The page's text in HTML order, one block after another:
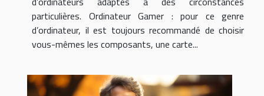
particulières. Ordinateur Gamer : pour ce genre
d’ordinateur, il est toujours recommandé de choisir
vous-mêmes les composants, une carte...